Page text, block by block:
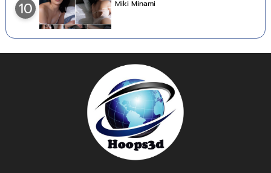
10
Miki Minami